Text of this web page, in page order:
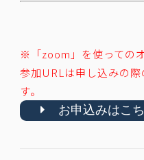
※「zoom」を使っての
参加URLは申し込みの
す。
お申込みはこ